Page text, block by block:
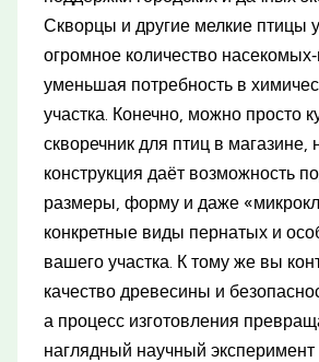
Скворцы и другие мелкие птицы
огромное количество
уменьшая потребность в
участка. Конечно, можно просто
скворечник для птиц в магазине,
конструкция даёт возможность
размеры, форму и даже
конкретные виды пернатых и
вашего участка. К тому же вы
качество древесины и
а процесс изготовления
наглядный научный